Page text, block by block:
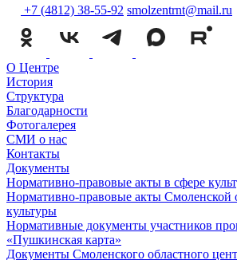
+7 (4812) 38-55-92 smolzentrnt@mail.ru
О Центре
История
Структура
Благодарности
Фотогалерея
СМИ о нас
Контакты
Документы
Нормативно-правовые акты в сфере
Нормативно-правовые акты Смоленской
культуры
Нормативные документы участников
«Пушкинская карта»
Документы Смоленского областного